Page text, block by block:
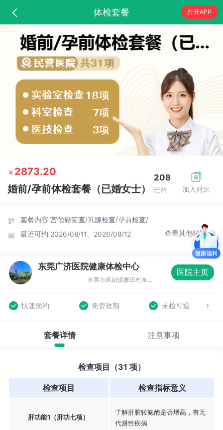
体检套餐 打开APP
加入对比
208
已约
￥ 2873.20
婚前/孕前体检套餐（已婚女士）
套餐内容 宫颈癌筛查/乳腺检查/孕前检查/
最近可约 2026/08/11、2026/08/12 查看其他时间
东莞广济医院健康体检中心
东莞市凤岗镇雁田村东莞广济医院体检楼二楼健康管理中
医院主页
快速预约 免费改期 未检可退
套餐详情 注意事项
检查项目（31 项）
检查项目 检查指标意义
肝功能1（肝功七项）
了解肝脏转氨酶是否增高，有无
代谢性疾病